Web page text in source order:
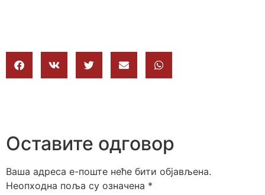
Оставите одговор
Ваша адреса е-поште неће бити објављена.
Неопходна поља су означена *